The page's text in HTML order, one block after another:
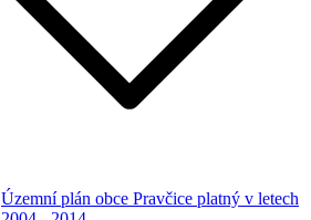
Územní plán obce Pravčice platný v letech